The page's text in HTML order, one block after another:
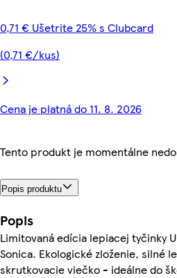
0,71 € Ušetrite 25% s Clubcard
(0,71 €/kus)
Cena je platná do 11. 8. 2026
Tento produkt je momentálne
Popis produktu
Popis
Limitovaná edícia lepiacej tyčinky
Sonica. Ekologické zloženie, silné
skrutkovacie viečko - ideálne do